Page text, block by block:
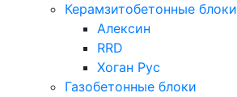
Керамзитобетонные блоки
Алексин
RRD
Хоган Рус
Газобетонные блоки